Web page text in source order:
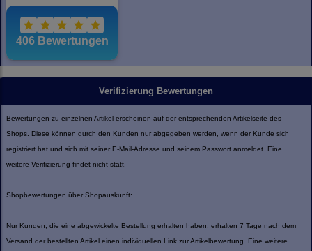
Verifizierung Bewertungen
Bewertungen zu einzelnen Artikel erscheinen auf der entsprechenden Artikelseite des
Shops. Diese können durch den Kunden nur abgegeben werden, wenn der Kunde sich
registriert hat und sich mit seiner E-Mail-Adresse und seinem Passwort anmeldet. Eine
weitere Verifizierung findet nicht statt.
Shopbewertungen über Shopauskunft:
Nur Kunden, die eine abgewickelte Bestellung erhalten haben, erhalten 7 Tage nach dem
Versand der bestellten Artikel einen individuellen Link zur Artikelbewertung. Eine weitere